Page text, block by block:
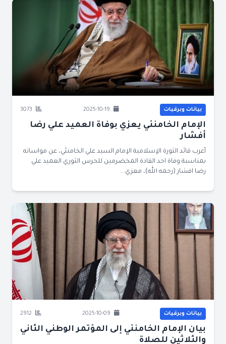
بيانات وبرقيات
الإمام الخامنئي يعزي بوفاة العميد علي رضا
أفشار
أعرب قائد الثورة الإسلامية الإمام السيد علي الخامنئي، عن مواساته
بمناسبة وفاة احد القادة المخضرمين للحرس الثوري العميد علي
رضا افشار (رحمه الله)، معزي...
بيانات وبرقيات
بيان الإمام الخامنئي إلى المؤتمر الوطني الثاني
والثلاثين للصلاة